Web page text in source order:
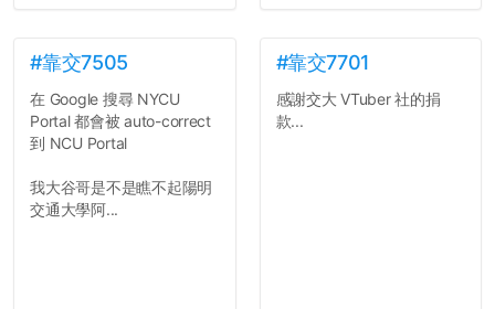
#靠交7505
在 Google 搜尋 NYCU
Portal 都會被 auto-correct
到 NCU Portal
我大谷哥是不是瞧不起陽明
交通大學阿...
#靠交7701
感謝交大 VTuber 社的捐
款...